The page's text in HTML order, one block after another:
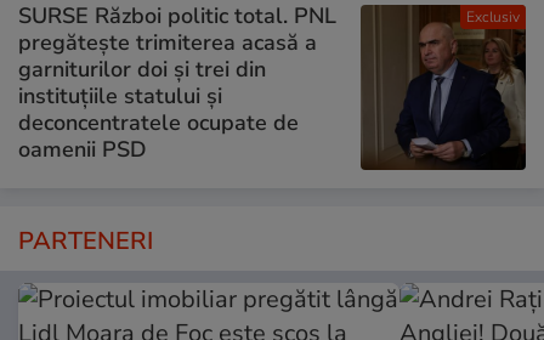
Exclusiv
SURSE Război politic total. PNL
pregătește trimiterea acasă a
garniturilor doi și trei din
instituțiile statului și
deconcentratele ocupate de
oamenii PSD
PARTENERI